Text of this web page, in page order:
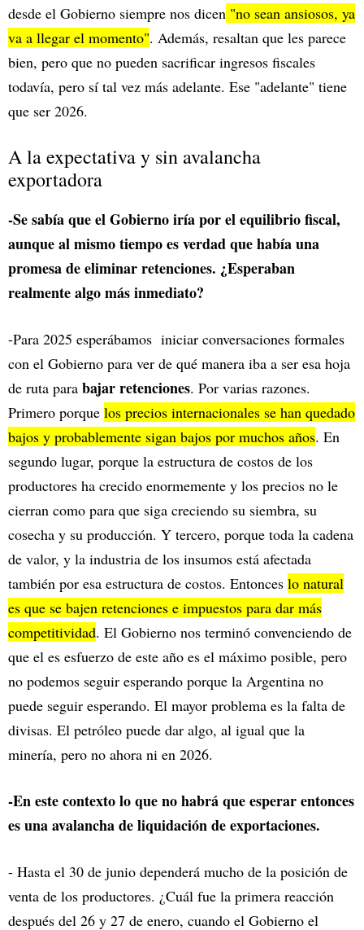
desde el Gobierno siempre nos dicen "no sean ansiosos, ya
va a llegar el momento". Además, resaltan que les parece
bien, pero que no pueden sacrificar ingresos fiscales
todavía, pero sí tal vez más adelante. Ese "adelante" tiene
que ser 2026.
A la expectativa y sin avalancha
exportadora
-Se sabía que el Gobierno iría por el equilibrio fiscal,
aunque al mismo tiempo es verdad que había una
promesa de eliminar retenciones. ¿Esperaban
realmente algo más inmediato?
-Para 2025 esperábamos iniciar conversaciones formales
con el Gobierno para ver de qué manera iba a ser esa hoja
de ruta para bajar retenciones. Por varias razones.
Primero porque los precios internacionales se han quedado
bajos y probablemente sigan bajos por muchos años. En
segundo lugar, porque la estructura de costos de los
productores ha crecido enormemente y los precios no le
cierran como para que siga creciendo su siembra, su
cosecha y su producción. Y tercero, porque toda la cadena
de valor, y la industria de los insumos está afectada
también por esa estructura de costos. Entonces lo natural
es que se bajen retenciones e impuestos para dar más
competitividad. El Gobierno nos terminó convenciendo de
que el es esfuerzo de este año es el máximo posible, pero
no podemos seguir esperando porque la Argentina no
puede seguir esperando. El mayor problema es la falta de
divisas. El petróleo puede dar algo, al igual que la
minería, pero no ahora ni en 2026.
-En este contexto lo que no habrá que esperar entonces
es una avalancha de liquidación de exportaciones.
- Hasta el 30 de junio dependerá mucho de la posición de
venta de los productores. ¿Cuál fue la primera reacción
después del 26 y 27 de enero, cuando el Gobierno el